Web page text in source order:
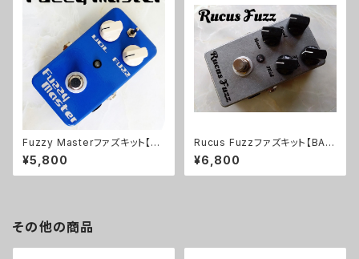
Fuzzy Masterファズキット【BA
SIC KIT】
¥5,800
Rucus Fuzzファズキット【BASI
C KIT】
¥6,800
その他の商品